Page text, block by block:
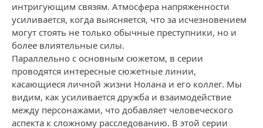
интригующим связям. Атмосфера напряженности
усиливается, когда выясняется, что за исчезновением
могут стоять не только обычные преступники, но и
более влиятельные силы.
Параллельно с основным сюжетом, в серии
проводятся интересные сюжетные линии,
касающиеся личной жизни Нолана и его коллег. Мы
видим, как усиливается дружба и взаимодействие
между персонажами, что добавляет человеческого
аспекта к сложному расследованию. В этой серии